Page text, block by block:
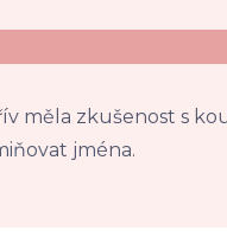
měla zkušenost s
jména.